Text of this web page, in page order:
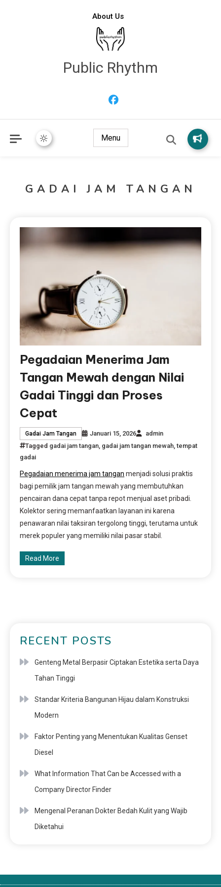
About Us
Public Rhythm
Menu
GADAI JAM TANGAN
Pegadaian Menerima Jam
Tangan Mewah dengan Nilai
Gadai Tinggi dan Proses
Cepat
Gadai Jam Tangan Januari 15, 2026
admin
Tagged gadai jam tangan gadai jam tangan mewah ,tempat
gadai
Pegadaian menerima jam tangan menjadi solusi praktis
bagi pemilik jam tangan mewah yang membutuhkan
pencairan dana cepat tanpa repot menjual aset pribadi.
Kolektor sering memanfaatkan layanan ini karena
penawaran nilai taksiran tergolong tinggi, terutama untuk
merek populer yang memiliki nilai pasar stabil.
Read More
RECENT POSTS
Genteng Metal Berpasir Ciptakan Estetika serta Daya
Tahan Tinggi
Standar Kriteria Bangunan Hijau dalam Konstruksi
Modern
Faktor Penting yang Menentukan Kualitas Genset
Diesel
What Information That Can be Accessed with a
Company Director Finder
Mengenal Peranan Dokter Bedah Kulit yang Wajib
Diketahui